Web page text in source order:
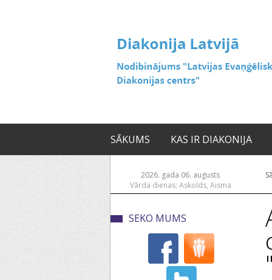
SĀKUMS KAS IR DIAKONIJA
2026. gada 06. augusts
Vārda dienas: Askolds, Aisma
SEKO MUMS